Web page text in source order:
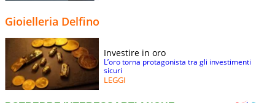
Gioielleria Delfino
Investire in oro
L’oro torna protagonista tra gli investimenti
sicuri
LEGGI